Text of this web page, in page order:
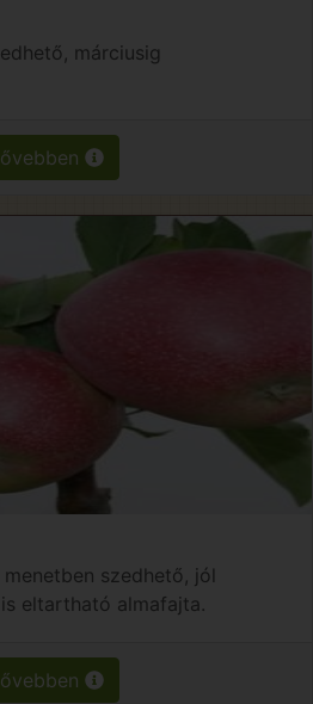
márciusig
szedhető, jól
eltartható almafajta.